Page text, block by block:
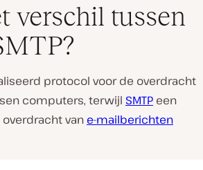
verschil tussen
protocol voor de overdracht
computers, terwijl SMTP een
van e-mailberichten